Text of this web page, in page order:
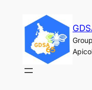
contenu